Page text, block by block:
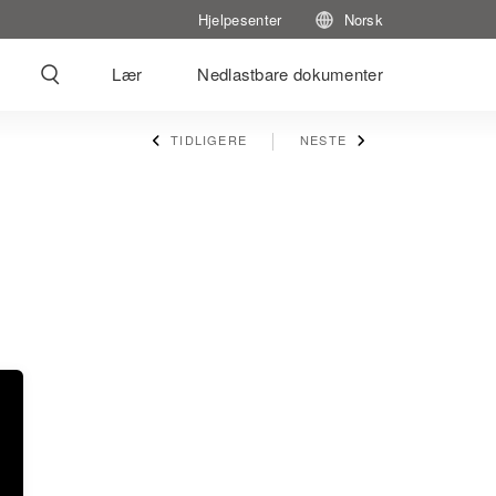
Hjelpesenter Norsk
Lær Nedlastbare dokumenter
TIDLIGERE NESTE